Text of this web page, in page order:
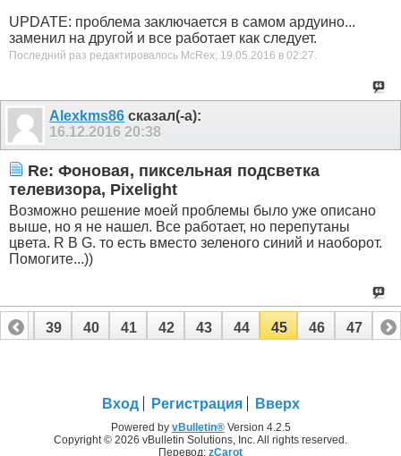
UPDATE: проблема заключается в самом ардуино...
заменил на другой и все работает как следует.
Последний раз редактировалось McRex; 19.05.2016 в 02:27.
Alexkms86 сказал(-а):
16.12.2016 20:38
Re: Фоновая, пиксельная подсветка
телевизора, Pixelight
Возможно решение моей проблемы было уже описано
выше, но я не нашел. Все работает, но перепутаны
цвета. R B G. то есть вместо зеленого синий и наоборот.
Помогите...))
38 39 40 41 42 43 44 45 46 47
Вход Регистрация Вверх
Powered by vBulletin®Version 4.2.5
Copyright © 2026 vBulletin Solutions, Inc. All rights reserved.
Перевод: zCarot